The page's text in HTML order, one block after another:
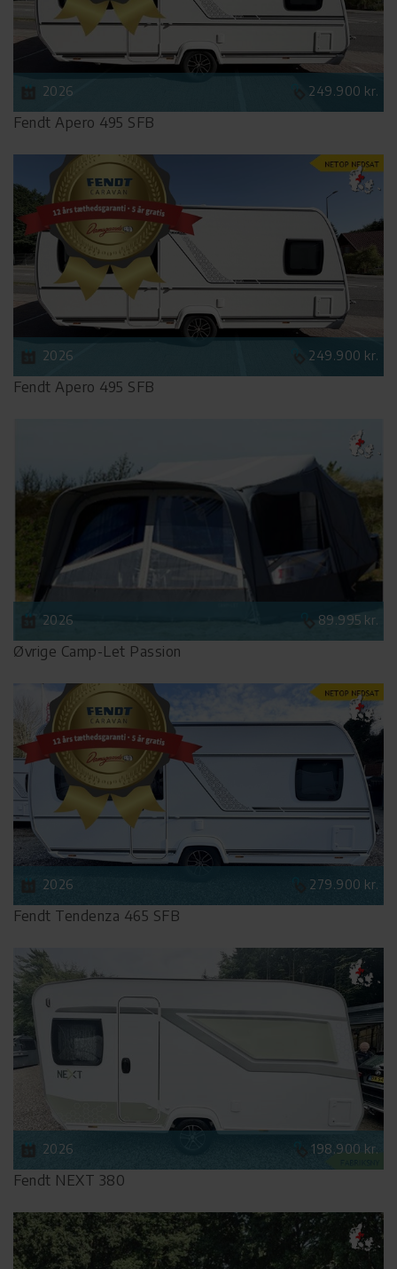
2026 249.900 kr.
Fendt Apero 495 SFB
2026 249.900 kr.
Fendt Apero 495 SFB
2026 89.995 kr.
Øvrige Camp-Let Passion
2026 279.900 kr.
Fendt Tendenza 465 SFB
2026 198.900 kr.
Fendt NEXT 380